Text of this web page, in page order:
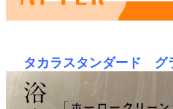
タカラスタンダード グ